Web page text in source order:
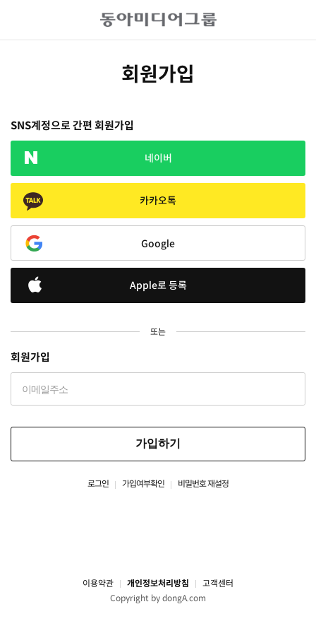
회원가입
SNS계정으로 간편 회원가입
네이버
카카오톡
Google
Apple로 등록
또는
회원가입
가입하기
로그인 가입여부확인 비밀번호 재설정
이용약관 개인정보처리방침
고객센터
Copyright by dongA.com